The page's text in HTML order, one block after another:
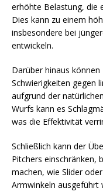
erhöhte Belastung, die
Dies kann zu einem
insbesondere bei
entwickeln.
Darüber hinaus
Schwierigkeiten gegen
aufgrund der
Wurfs kann es
was die Effektivität
Schließlich kann der
Pitchers einschränken,
machen, wie Slider
Armwinkeln ausgeführt